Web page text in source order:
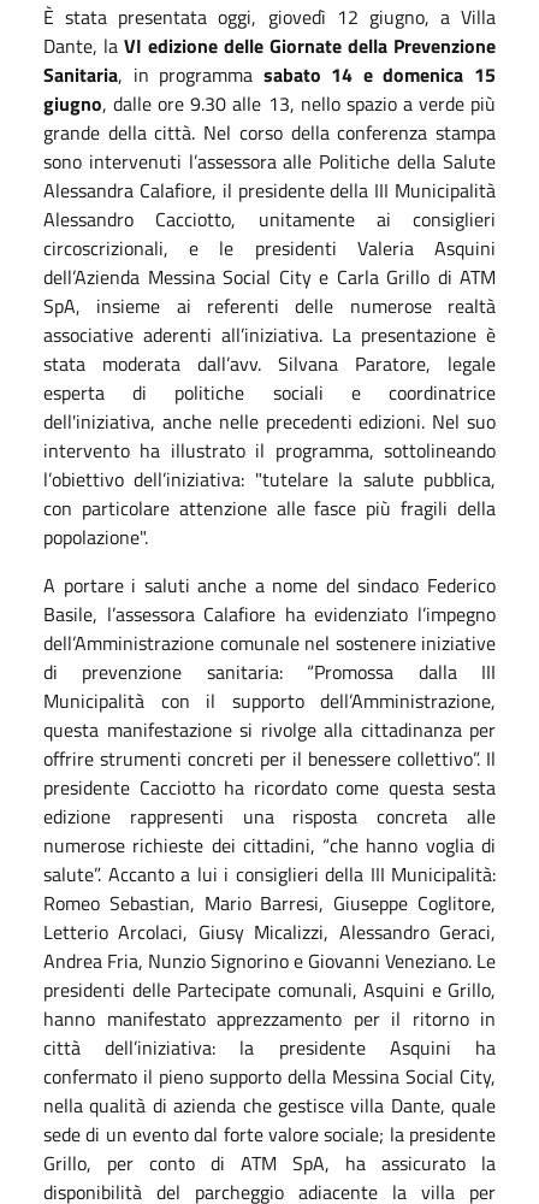
È stata presentata oggi, giovedì 12 giugno, a Villa
Dante, la VI edizione delle Giornate della Prevenzione
Sanitaria, in programma sabato 14 e domenica 15
giugno, dalle ore 9.30 alle 13, nello spazio a verde più
grande della città. Nel corso della conferenza stampa
sono intervenuti l’assessora alle Politiche della Salute
Alessandra Calafiore, il presidente della III Municipalità
Alessandro Cacciotto, unitamente ai consiglieri
circoscrizionali, e le presidenti Valeria Asquini
dell’Azienda Messina Social City e Carla Grillo di ATM
SpA, insieme ai referenti delle numerose realtà
associative aderenti all’iniziativa. La presentazione è
stata moderata dall’avv. Silvana Paratore, legale
esperta di politiche sociali e coordinatrice
dell'iniziativa, anche nelle precedenti edizioni. Nel suo
intervento ha illustrato il programma, sottolineando
l’obiettivo dell’iniziativa: "tutelare la salute pubblica,
con particolare attenzione alle fasce più fragili della
popolazione".
A portare i saluti anche a nome del sindaco Federico
Basile, l’assessora Calafiore ha evidenziato l’impegno
dell’Amministrazione comunale nel sostenere iniziative
di prevenzione sanitaria: “Promossa dalla III
Municipalità con il supporto dell’Amministrazione,
questa manifestazione si rivolge alla cittadinanza per
offrire strumenti concreti per il benessere collettivo”. Il
presidente Cacciotto ha ricordato come questa sesta
edizione rappresenti una risposta concreta alle
numerose richieste dei cittadini, “che hanno voglia di
salute”. Accanto a lui i consiglieri della III Municipalità:
Romeo Sebastian, Mario Barresi, Giuseppe Coglitore,
Letterio Arcolaci, Giusy Micalizzi, Alessandro Geraci,
Andrea Fria, Nunzio Signorino e Giovanni Veneziano. Le
presidenti delle Partecipate comunali, Asquini e Grillo,
hanno manifestato apprezzamento per il ritorno in
città dell’iniziativa: la presidente Asquini ha
confermato il pieno supporto della Messina Social City,
nella qualità di azienda che gestisce villa Dante, quale
sede di un evento dal forte valore sociale; la presidente
Grillo, per conto di ATM SpA, ha assicurato la
disponibilità del parcheggio adiacente la villa per